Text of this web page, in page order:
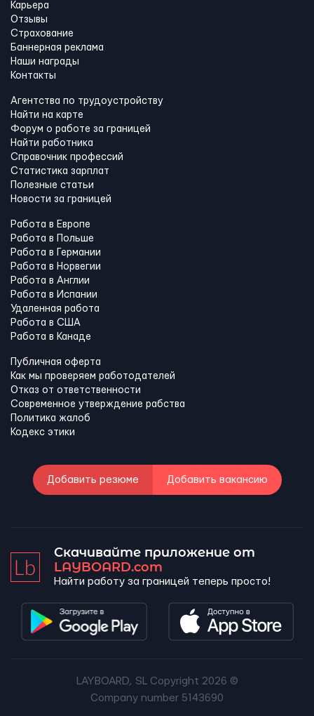
Карьера
Отзывы
Страхование
Баннерная реклама
Наши награды
Контакты
Агентства по трудоустройству
Найти на карте
Форум о работе за границей
Найти работника
Справочник профессий
Статистика зарплат
Полезные статьи
Новости за границей
Работа в Европе
Работа в Польше
Работа в Германии
Работа в Норвегии
Работа в Англии
Работа в Испании
Удаленная работа
Работа в США
Работа в Канадe
Публичная оферта
Как мы проверяем работодателей
Отказ от ответственности
Современное утверждение рабства
Политика жалоб
Кодекс этики
Добавить резюме Добавить вакансию
Скачивайте приложение от
LAYBOARD.com
Найти работу за границей теперь просто!
LAYBOARD, SL Copyright 2026 ©
Company number 5143690